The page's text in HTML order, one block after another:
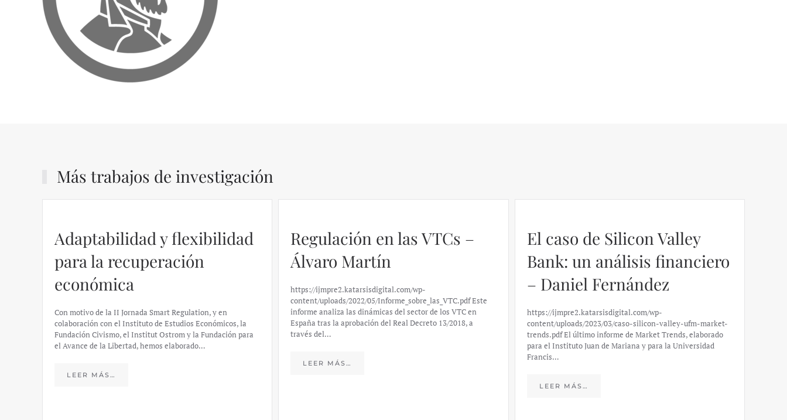
Más trabajos de investigación
Adaptabilidad y flexibilidad
para la recuperación
económica
Con motivo de la II Jornada Smart Regulation, y en
colaboración con el Instituto de Estudios Económicos, la
Fundación Civismo, el Institut Ostrom y la Fundación para
el Avance de la Libertad, hemos elaborado…
LEER MÁS…
Regulación en las VTCs –
Álvaro Martín
https://ijmpre2.katarsisdigital.com/wp-
content/uploads/2022/05/Informe_sobre_las_VTC.pdf Este
informe analiza las dinámicas del sector de los VTC en
España tras la aprobación del Real Decreto 13/2018, a
través del…
LEER MÁS…
El caso de Silicon Valley
Bank: un análisis financiero
– Daniel Fernández
https://ijmpre2.katarsisdigital.com/wp-
content/uploads/2023/03/caso-silicon-valley-ufm-market-
trends.pdf El último informe de Market Trends, elaborado
para el Instituto Juan de Mariana y para la Universidad
Francis…
LEER MÁS…